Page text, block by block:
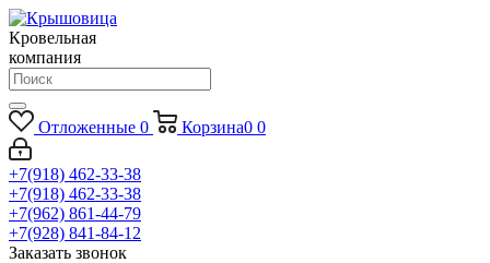
Кровельная
компания
Отложенные 0 Корзина0 0
+7(918) 462-33-38
+7(918) 462-33-38
+7(962) 861-44-79
+7(928) 841-84-12
Заказать звонок